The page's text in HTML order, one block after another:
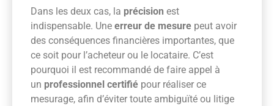
Dans les deux cas, la précision est
indispensable. Une erreur de mesure peut avoir
des conséquences financières importantes, que
ce soit pour l’acheteur ou le locataire. C’est
pourquoi il est recommandé de faire appel à
un professionnel certifié pour réaliser ce
mesurage, afin d’éviter toute ambiguïté ou litige